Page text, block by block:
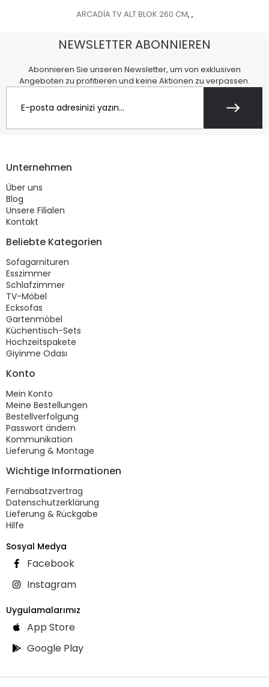
ARCADİA TV ALT BLOK 260 CM, ,
NEWSLETTER ABONNIEREN
Abonnieren Sie unseren Newsletter, um von exklusiven
Angeboten zu profitieren und keine Aktionen zu verpassen.
Unternehmen
Über uns
Blog
Unsere Filialen
Kontakt
Beliebte Kategorien
Sofagarnituren
Esszimmer
Schlafzimmer
TV-Möbel
Ecksofas
Gartenmöbel
Küchentisch-Sets
Hochzeitspakete
Giyinme Odası
Konto
Mein Konto
Meine Bestellungen
Bestellverfolgung
Passwort ändern
Kommunikation
Lieferung & Montage
Wichtige Informationen
Fernabsatzvertrag
Datenschutzerklärung
Lieferung & Rückgabe
Hilfe
Sosyal Medya
Facebook
Instagram
Uygulamalarımız
App Store
Google Play